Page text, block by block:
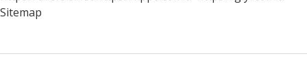
Sitemap